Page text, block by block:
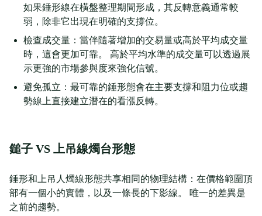
如果錘形線在橫盤整理期間形成，其反轉意義通常較
弱，除非它出現在明確的支撐位。
檢查成交量：當伴隨著增加的交易量或高於平均成交量
時，這會更加可靠。 高於平均水準的成交量可以透過展
示更強的市場參與度來強化信號。
避免孤立：最可靠的錘形態會在主要支撐和阻力位或趨
勢線上直接建立潛在的看漲反轉。
鎚子 VS 上吊線燭台形態
錘形和上吊人燭線形態共享相同的物理結構：在價格範圍頂
部有一個小的實體，以及一條長的下影線。 唯一的差異是
之前的趨勢。